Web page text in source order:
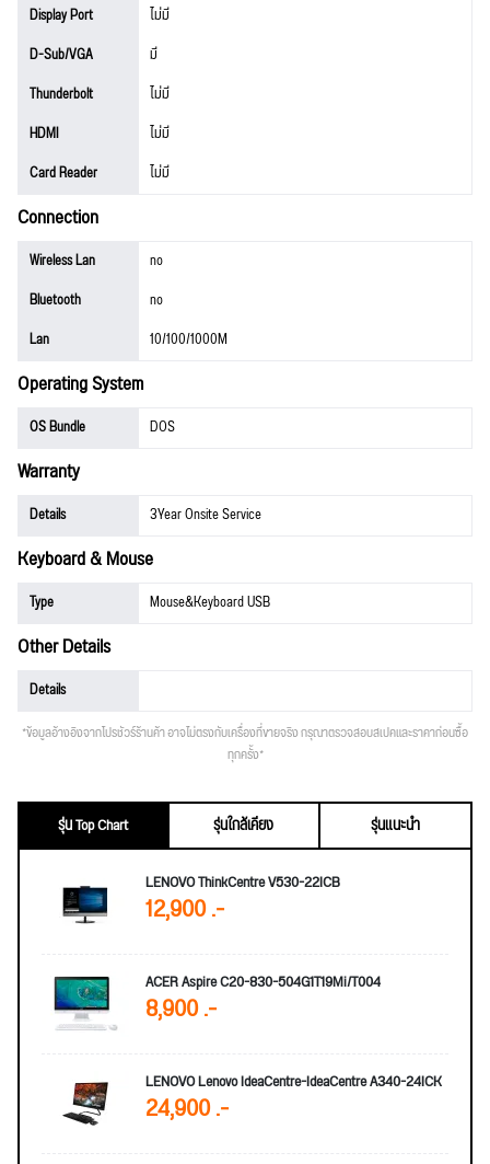
Display Port
ไม่มี
D-Sub/VGA
มี
Thunderbolt
ไม่มี
HDMI
ไม่มี
Card Reader
ไม่มี
Connection
Wireless Lan
no
Bluetooth
no
Lan
10/100/1000M
Operating System
OS Bundle DOS
Warranty
Details 3Year Onsite Service
Keyboard & Mouse
Type Mouse&Keyboard USB
Other Details
Details
*ข้อมูลอ้างอิงจากโปรชัวร์ร้านค้า อาจไม่ตรงกับเครื่องที่ขายจริง กรุณาตรวจสอบสเปคและราคาก่อนซื้อ
ทุกครั้ง*
รุ่น Top Chart รุ่นใกล้เคียง
รุ่นแนะนำ
LENOVO ThinkCentre V530-22ICB
12,900 .-
ACER Aspire C20-830-504G1T19Mi/T004
8,900 .-
LENOVO Lenovo IdeaCentre-IdeaCentre A340-24ICK
24,900 .-